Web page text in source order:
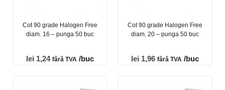
Cot 90 grade Halogen Free
diam. 16 – punga 50 buc
lei 1,24 fără TVA /buc
Cot 90 grade Halogen Free
diam. 20 – punga 50 buc
lei 1,96 fără TVA /buc